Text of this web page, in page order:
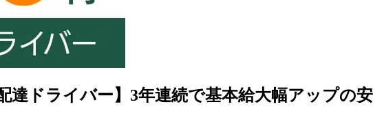
ドライバー】3年連続で基本給大幅アップの安